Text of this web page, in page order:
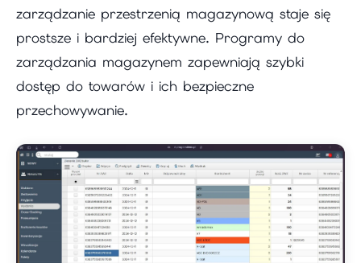
zarządzanie przestrzenią magazynową staje się
prostsze i bardziej efektywne. Programy do
zarządzania magazynem zapewniają szybki
dostęp do towarów i ich bezpieczne
przechowywanie.